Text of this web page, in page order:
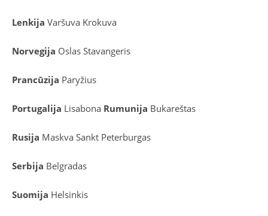
Lenkija Varšuva Krokuva
Norvegija Oslas Stavangeris
Prancūzija Paryžius
Portugalija Lisabona Rumunija Bukareštas
Rusija Maskva Sankt Peterburgas
Serbija Belgradas
Suomija Helsinkis